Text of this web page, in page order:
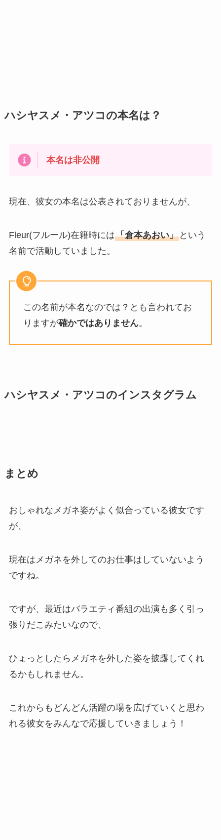
ハシヤスメ・アツコの本名は？
本名は非公開
現在、彼女の本名は公表されておりませんが、
Fleur(フルール)在籍時には「倉本あおい」という
名前で活動していました。
この名前が本名なのでは？とも言われてお
りますが確かではありません。
ハシヤスメ・アツコのインスタグラム
まとめ
おしゃれなメガネ姿がよく似合っている彼女です
が、
現在はメガネを外してのお仕事はしていないよう
ですね。
ですが、最近はバラエティ番組の出演も多く引っ
張りだこみたいなので、
ひょっとしたらメガネを外した姿を披露してくれ
るかもしれません。
これからもどんどん活躍の場を広げていくと思わ
れる彼女をみんなで応援していきましょう！